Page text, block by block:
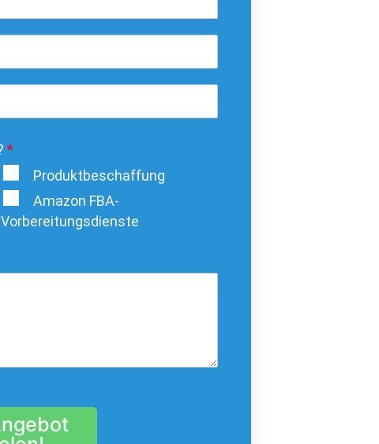
*
Produktbeschaffung
Amazon FBA-
Vorbereitungsdienste